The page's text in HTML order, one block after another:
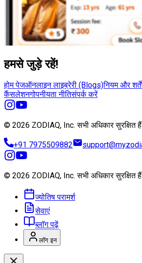
हमसे जुड़े रहें!
होम पेजऑनलाइन लाइब्रेरी (Blogs)नियम और शर्तें
कैंसलेशनगोपनीयता नीतिसंपर्क करें
© 2026 ZODIAQ, Inc.सभी अधिकार सुरक्षित
+91 7975509882
© 2026 ZODIAQ, Inc.सभी अधिकार सुरक्षित
ज्योतिष परामर्श
सेवाएं
ब्लॉग पढ़ें
लॉग इन